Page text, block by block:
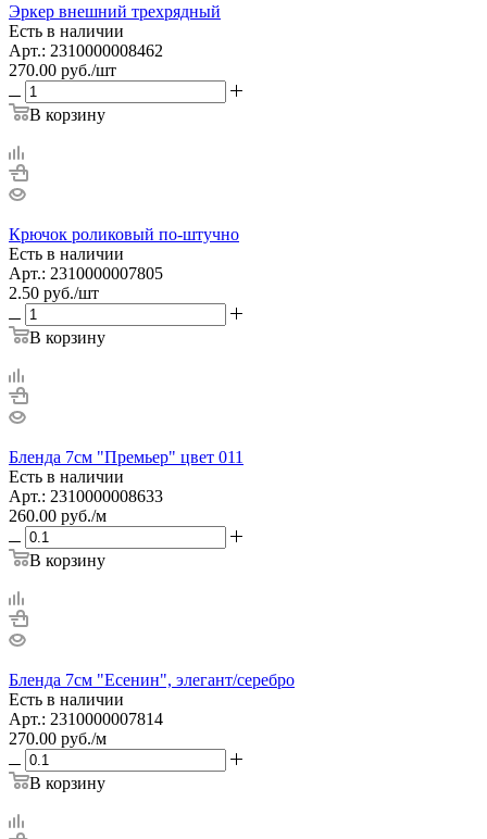
Эркер внешний трехрядный
Есть в наличии
Арт.: 2310000008462
270.00 руб./шт
В корзину
Крючок роликовый по-штучно
Есть в наличии
Арт.: 2310000007805
2.50 руб./шт
В корзину
Бленда 7см "Премьер" цвет 011
Есть в наличии
Арт.: 2310000008633
260.00 руб./м
В корзину
Бленда 7см "Есенин", элегант/серебро
Есть в наличии
Арт.: 2310000007814
270.00 руб./м
В корзину